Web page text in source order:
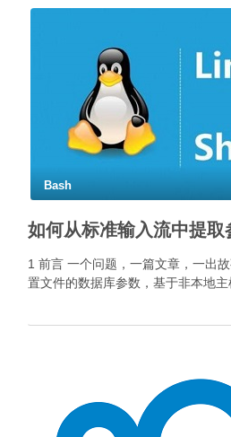
Bash
如何从标准输入流中提取
1 前言 一个问题，一篇文章，一出
置文件的数据库参数，基于非本地主